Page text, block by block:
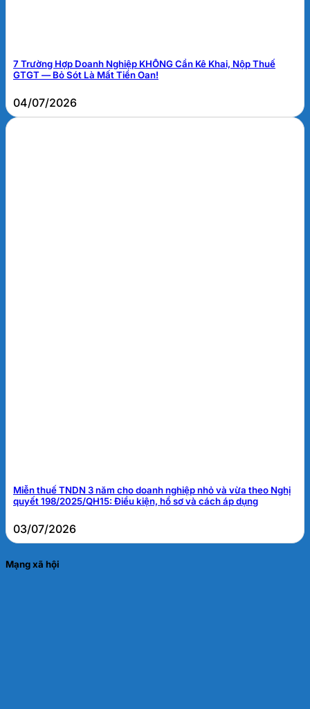
7 Trường Hợp Doanh Nghiệp KHÔNG Cần Kê Khai, Nộp Thuế
GTGT — Bỏ Sót Là Mất Tiền Oan!
04/07/2026
Miễn thuế TNDN 3 năm cho doanh nghiệp nhỏ và vừa theo Nghị
quyết 198/2025/QH15: Điều kiện, hồ sơ và cách áp dụng
03/07/2026
Mạng xã hội